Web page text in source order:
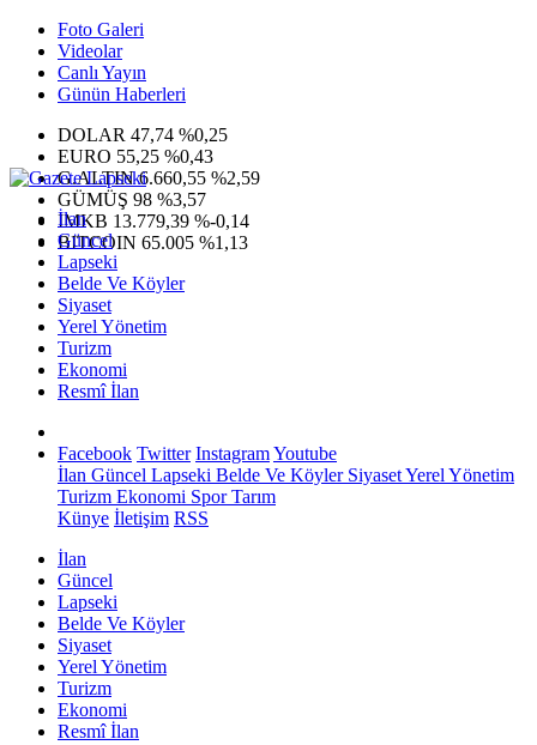
Foto Galeri
Videolar
Canlı Yayın
Günün Haberleri
DOLAR 47,74 %0,25
EURO 55,25 %0,43
G.ALTIN6.660,55 %2,59
GÜMÜŞ 98 %3,57
IMKB 13.779,39 %-0,14
BITCOIN 65.005 %1,13
İlan
Güncel
Lapseki
Belde Ve Köyler
Siyaset
Yerel Yönetim
Turizm
Ekonomi
Resmî İlan
Facebook Twitter InstagramYoutube
İlan Güncel Lapseki Belde Ve KöylerSiyasetYerel Yönetim
Turizm Ekonomi SporTarım
Künye İletişim RSS
İlan
Güncel
Lapseki
Belde Ve Köyler
Siyaset
Yerel Yönetim
Turizm
Ekonomi
Resmî İlan